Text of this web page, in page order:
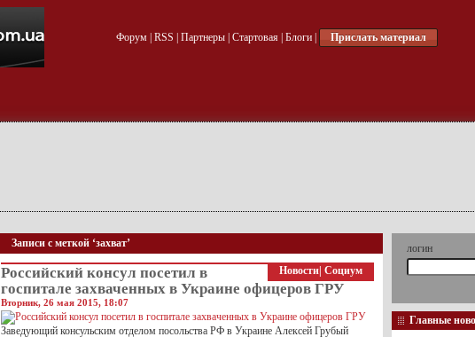
Форум| RSS Партнеры| Стартовая| Блоги| Прислать материал
Записи с меткой ‘захват’
Новости Социум
Российский консул посетил в
госпитале захваченных в Украине офицеров ГРУ
Вторник, 26 мая 2015, 18:07
Заведующий консульским отделом посольства РФ в Украине Алексей Грубый
логин
Главные